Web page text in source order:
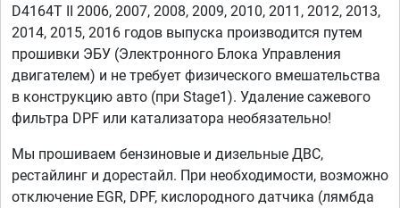
D4164T II 2006, 2007, 2008, 2009, 2010, 2011, 2012, 2013,
2014, 2015, 2016 годов выпуска производится путем
прошивки ЭБУ (Электронного Блока Управления
двигателем) и не требует физического вмешательства
в конструкцию авто (при Stage1). Удаление сажевого
фильтра DPF или катализатора необязательно!
Мы прошиваем бензиновые и дизельные ДВС,
рестайлинг и дорестайл. При необходимости, возможно
отключение EGR, DPF, кислородного датчика (лямбда